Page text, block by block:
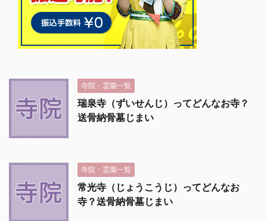
寺院・霊園一覧
瑞泉寺（ずいせんじ）ってどんなお寺？
送骨納骨墓じまい
寺院・霊園一覧
常光寺（じょうこうじ）ってどんなお
寺？送骨納骨墓じまい